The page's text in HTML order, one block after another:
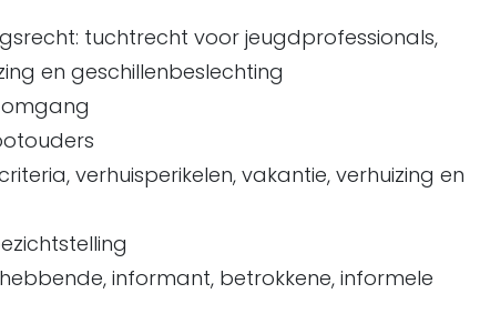
tuchtrecht voor jeugdprofessionals,
en geschillenbeslechting
verhuisperikelen, vakantie, verhuizing en
informant, betrokkene, informele